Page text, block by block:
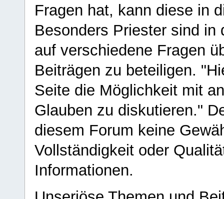
Fragen hat, kann diese in
Besonders Priester sind in
auf verschiedene Fragen
Beiträgen zu beteiligen.
Seite die Möglichkeit mit
Glauben zu diskutieren."
diesem Forum keine
Vollständigkeit oder
Informationen.